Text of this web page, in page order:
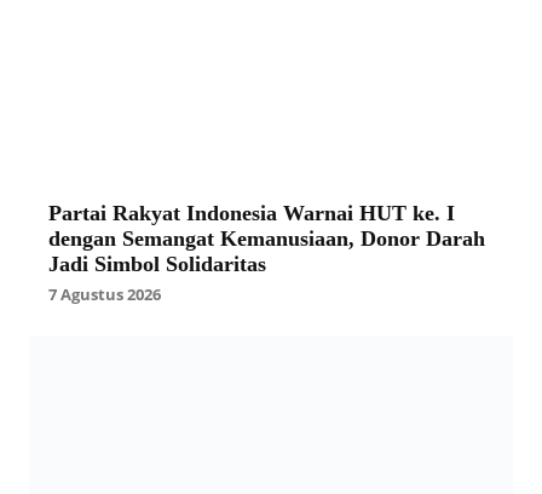
Partai Rakyat Indonesia Warnai HUT ke. I
dengan Semangat Kemanusiaan, Donor Darah
Jadi Simbol Solidaritas
7 Agustus 2026